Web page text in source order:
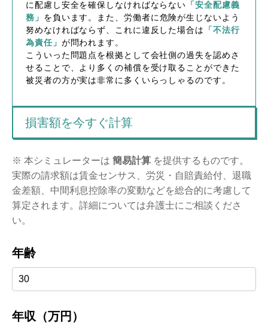
に配慮し安全を確保しなければならない 「安全配慮義
務」 を負います。また、労働者に危険が生じないよう
努めなければならず、これに違反した場合は
「不法行
為責任」 が問われます。
こういった問題点を根拠として会社側の過失を認めさ
せることで、より多くの補償を受け取ることができた
被災者の方が実は非常に多くいらっしゃるのです。
損害額を今すぐ計算
※ 本シミュレーターは 簡易計算 を提供するものです。
実際の請求額は賃金センサス、労災・自賠責給付、退職
金差額、中間利息控除率の変動などを総合的に考慮して
算定されます。詳細については弁護士にご相談くださ
い。
年齢
年収（万円）